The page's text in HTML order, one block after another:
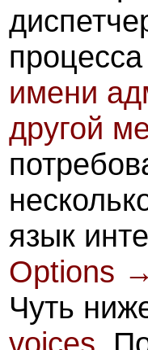
имени
другой
язык
Options
Чуть
voices .